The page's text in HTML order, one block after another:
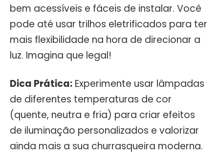
bem acessíveis e fáceis de instalar. Você
pode até usar trilhos eletrificados para ter
mais flexibilidade na hora de direcionar a
luz. Imagina que legal!
Dica Prática: Experimente usar lâmpadas
de diferentes temperaturas de cor
(quente, neutra e fria) para criar efeitos
de iluminação personalizados e valorizar
ainda mais a sua churrasqueira moderna.